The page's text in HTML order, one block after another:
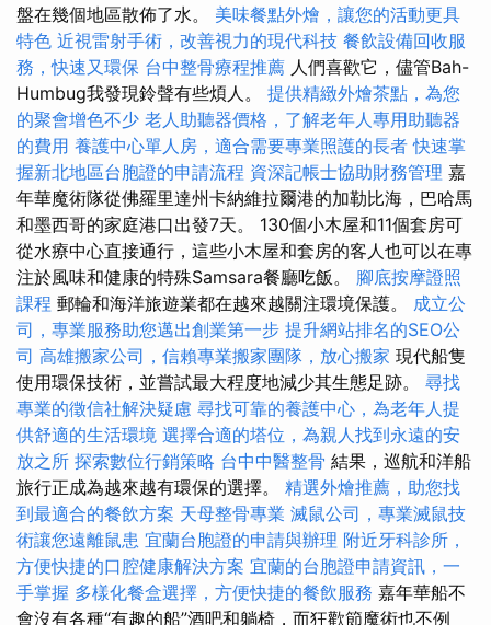
盤在幾個地區散佈了水。 美味餐點外燴，讓您的活動更具
特色 近視雷射手術，改善視力的現代科技 餐飲設備回收服
務，快速又環保 台中整骨療程推薦 人們喜歡它，儘管Bah-
Humbug我發現鈴聲有些煩人。 提供精緻外燴茶點，為您
的聚會增色不少 老人助聽器價格，了解老年人專用助聽器
的費用 養護中心單人房，適合需要專業照護的長者 快速掌
握新北地區台胞證的申請流程 資深記帳士協助財務管理 嘉
年華魔術隊從佛羅里達州卡納維拉爾港的加勒比海，巴哈馬
和墨西哥的家庭港口出發7天。 130個小木屋和11個套房可
從水療中心直接通行，這些小木屋和套房的客人也可以在專
注於風味和健康的特殊Samsara餐廳吃飯。 腳底按摩證照
課程 郵輪和海洋旅遊業都在越來越關注環境保護。 成立公
司，專業服務助您邁出創業第一步 提升網站排名的SEO公
司 高雄搬家公司，信賴專業搬家團隊，放心搬家 現代船隻
使用環保技術，並嘗試最大程度地減少其生態足跡。 尋找
專業的徵信社解決疑慮 尋找可靠的養護中心，為老年人提
供舒適的生活環境 選擇合適的塔位，為親人找到永遠的安
放之所 探索數位行銷策略 台中中醫整骨 結果，巡航和洋船
旅行正成為越來越有環保的選擇。 精選外燴推薦，助您找
到最適合的餐飲方案 天母整骨專業 滅鼠公司，專業滅鼠技
術讓您遠離鼠患 宜蘭台胞證的申請與辦理 附近牙科診所，
方便快捷的口腔健康解決方案 宜蘭的台胞證申請資訊，一
手掌握 多樣化餐盒選擇，方便快捷的餐飲服務 嘉年華船不
會沒有各種“有趣的船”酒吧和躺椅，而狂歡節魔術也不例